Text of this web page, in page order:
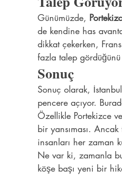
Günümüzde,
de kendine has
dikkat çekerken,
fazla talep
Sonuç
Sonuç olarak,
pencere açıyor.
Özellikle Portekizce
bir yansıması.
insanları her zaman
Ne var ki, zamanla
köşe başı yeni bir